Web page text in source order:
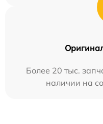
Более 20 тыс.
наличии на